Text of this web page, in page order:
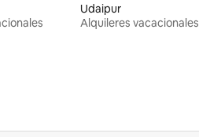
Udaipur
Alquileres vacacionales